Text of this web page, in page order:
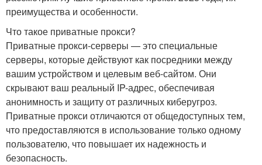
преимущества и особенности.
Что такое приватные прокси?
Приватные прокси-серверы — это специальные
серверы, которые действуют как посредники между
вашим устройством и целевым веб-сайтом. Они
скрывают ваш реальный IP-адрес, обеспечивая
анонимность и защиту от различных киберугроз.
Приватные прокси отличаются от общедоступных тем,
что предоставляются в использование только одному
пользователю, что повышает их надежность и
безопасность.